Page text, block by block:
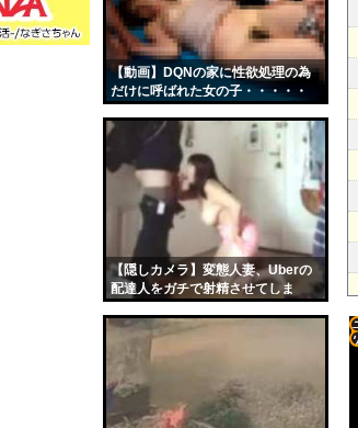
【動画】DQNの家に性欲処理の為
だけに呼ばれた女の子・・・・・
【隠しカメラ】変態人妻、Uberの
配達人をガチで射精させてしま
- 固
定リ
ンク
自動
更新